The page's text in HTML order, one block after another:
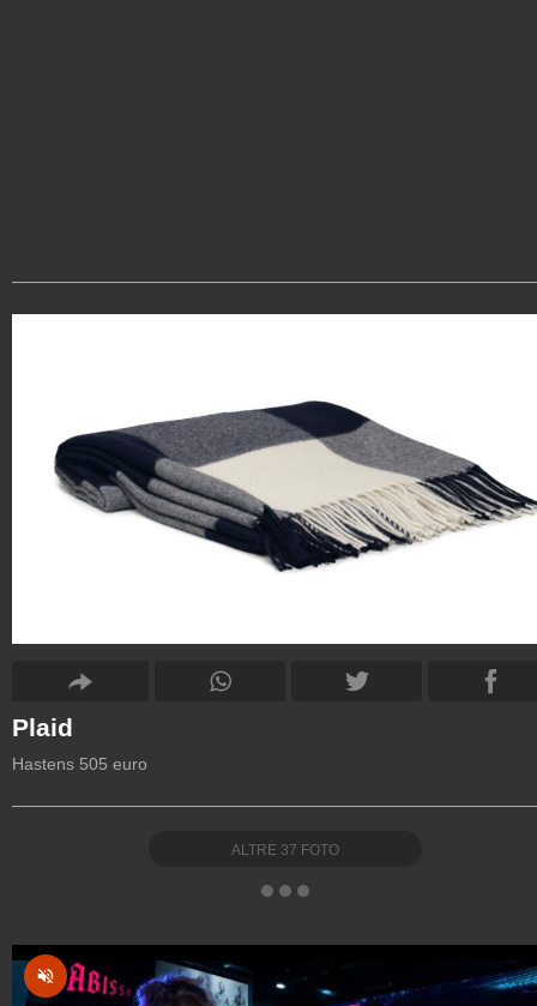
Plaid
Hastens 505 euro
ALTRE 37 FOTO